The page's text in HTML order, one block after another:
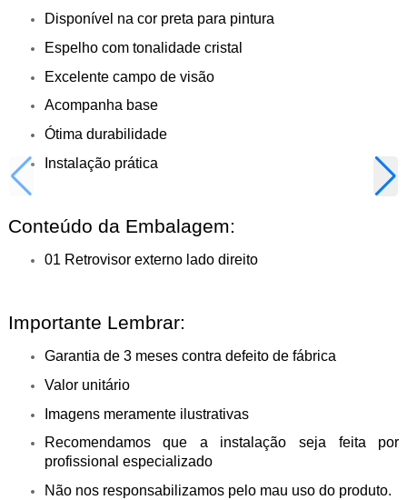
Disponível na cor preta para pintura
Espelho com tonalidade cristal
Excelente campo de visão
Acompanha base
Ótima durabilidade
Instalação prática
Conteúdo da Embalagem:
01 Retrovisor externo lado direito
Importante Lembrar:
Garantia de 3 meses contra defeito de fábrica
Valor unitário
Imagens meramente ilustrativas
Recomendamos que a instalação seja feita por
profissional especializado
Não nos responsabilizamos pelo mau uso do produto.